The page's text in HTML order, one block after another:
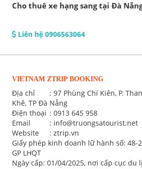
Cho thuê xe hạng sang tại Đà
Liên hệ 0906563064
VIETNAM ZTRIP BOOKING
Địa chỉ
: 97 Phùng Chí Kiên, P.
Khê, TP Đà Nẵng
Điện thoại : 0913 645 958
Email
: info@truongsatourist.net
Website
: ztrip.vn
Giấy phép kinh doanh lữ hành số: 48-
GP LHQT
Ngày cấp: 01/04/2025, nơi cấp cục du